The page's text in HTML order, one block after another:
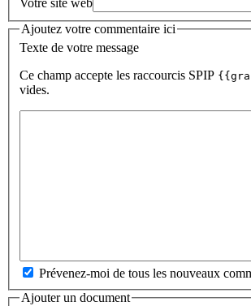
Ajoutez votre commentaire ici
Texte de votre message
Ce champ accepte les raccourcis SPIP
vides.
Prévenez-moi de tous les nouveaux
Ajouter un document